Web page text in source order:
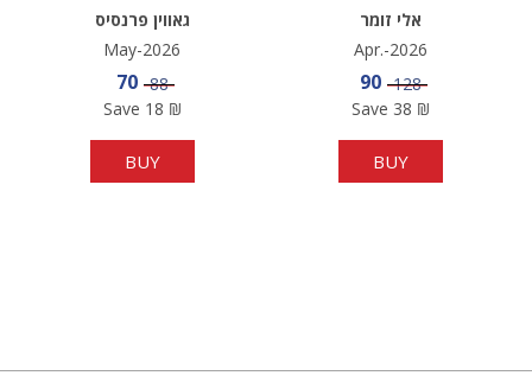
גאווין פרנסיס
May-2026
Sale price
70 Price
88
Save 18 ₪
BUY
אלי זומר
Apr.-2026
Sale price
90 Price
128
Save 38 ₪
BUY